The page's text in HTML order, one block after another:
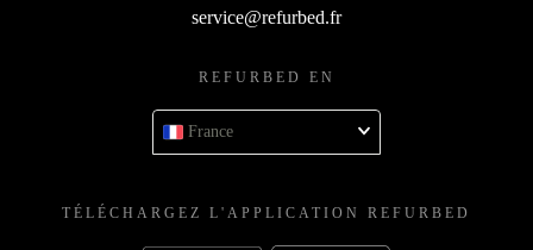
service@refurbed.fr
REFURBED EN
France
TÉLÉCHARGEZ L'APPLICATION REFURBED